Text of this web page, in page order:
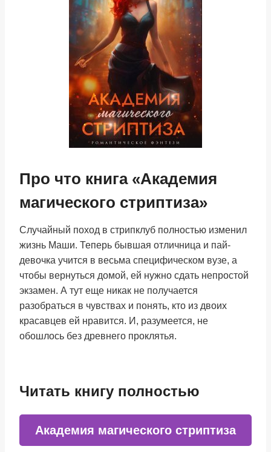
Про что книга «Академия
магического стриптиза»
Случайный поход в стрипклуб полностью изменил
жизнь Маши. Теперь бывшая отличница и пай-
девочка учится в весьма специфическом вузе, а
чтобы вернуться домой, ей нужно сдать непростой
экзамен. А тут еще никак не получается
разобраться в чувствах и понять, кто из двоих
красавцев ей нравится. И, разумеется, не
обошлось без древнего проклятья.
Читать книгу полностью
Академия магического стриптиза